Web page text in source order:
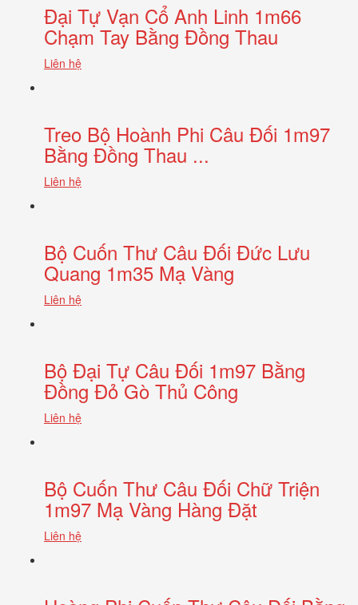
Đại Tự Vạn Cổ Anh Linh 1m66
Chạm Tay Bằng Đồng Thau
Liên hệ
Treo Bộ Hoành Phi Câu Đối 1m97
Bằng Đồng Thau ...
Liên hệ
Bộ Cuốn Thư Câu Đối Đức Lưu
Quang 1m35 Mạ Vàng
Liên hệ
Bộ Đại Tự Câu Đối 1m97 Bằng
Đồng Đỏ Gò Thủ Công
Liên hệ
Bộ Cuốn Thư Câu Đối Chữ Triện
1m97 Mạ Vàng Hàng Đặt
Liên hệ